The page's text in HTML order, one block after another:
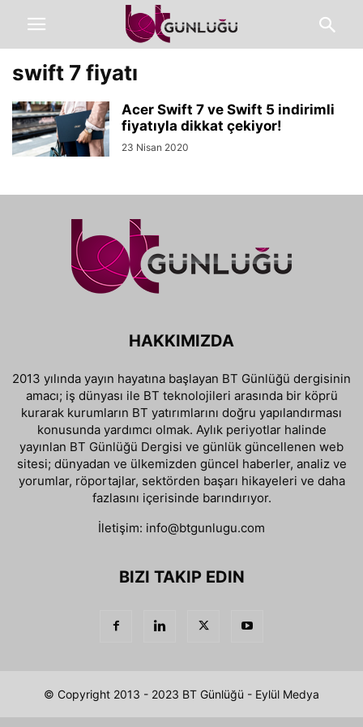
swift 7 fiyatı
Acer Swift 7 ve Swift 5 indirimli
fiyatıyla dikkat çekiyor!
23 Nisan 2020
HAKKIMIZDA
2013 yılında yayın hayatına başlayan BT Günlüğü dergisinin
amacı; iş dünyası ile BT teknolojileri arasında bir köprü
kurarak kurumların BT yatırımlarını doğru yapılandırması
konusunda yardımcı olmak. Aylık periyotlar halinde
yayınlan BT Günlüğü Dergisi ve günlük güncellenen web
sitesi; dünyadan ve ülkemizden güncel haberler, analiz ve
yorumlar, röportajlar, sektörden başarı hikayeleri ve daha
fazlasını içerisinde barındırıyor.
İletişim: info@btgunlugu.com
BIZI TAKIP EDIN
© Copyright 2013 - 2023 BT Günlüğü - Eylül Medya